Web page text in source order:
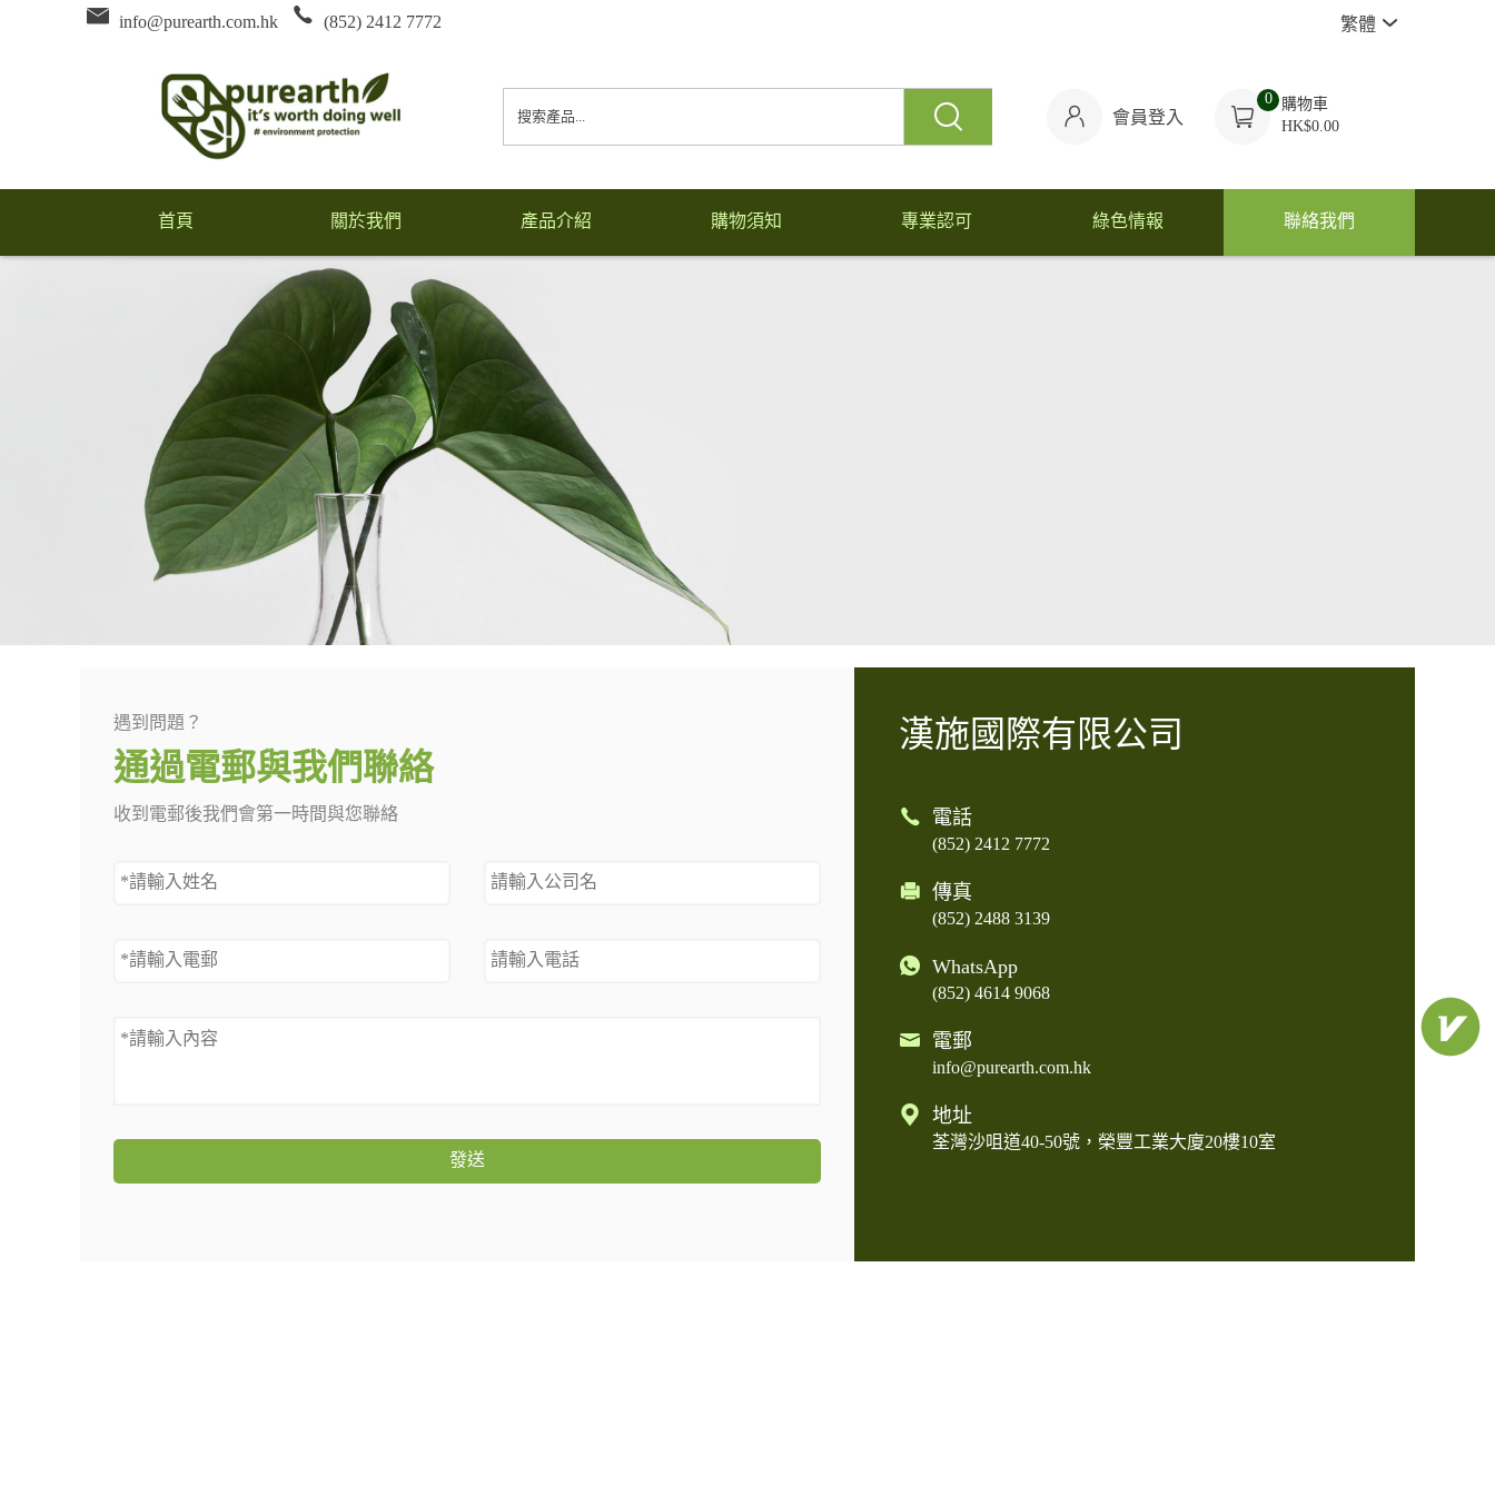
info@purearth.com.hk (852) 2412 7772 繁體
會員登入
0 購物車
HK$0.00
首頁 關於我們 產品介紹 購物須知 專業認可 綠色情報 聯絡我們
遇到問題？
通過電郵與我們聯絡
收到電郵後我們會第一時間與您聯絡
漢施國際有限公司
電話
(852) 2412 7772
傳真
(852) 2488 3139
WhatsApp
(852) 4614 9068
電郵
info@purearth.com.hk
地址
荃灣沙咀道40-50號，榮豐工業大廈20樓10室